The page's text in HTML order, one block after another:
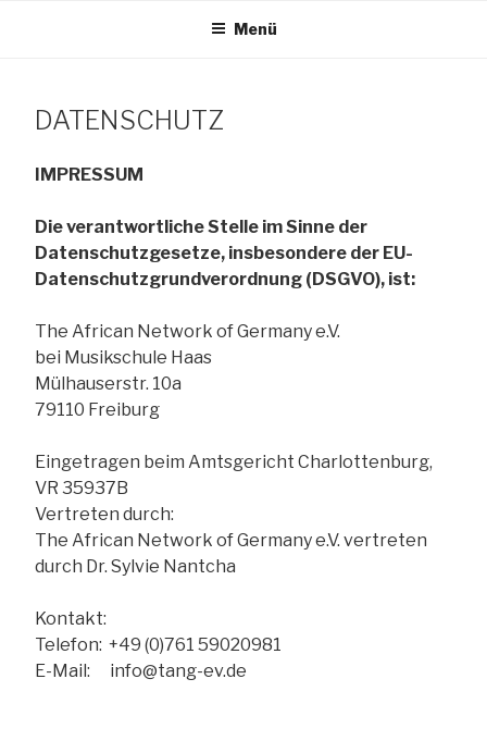
Menü
DATENSCHUTZ
IMPRESSUM
Die verantwortliche Stelle im Sinne der
Datenschutzgesetze, insbesondere der EU-
Datenschutzgrundverordnung (DSGVO), ist:
The African Network of Germany e.V.
bei Musikschule Haas
Mülhauserstr. 10a
79110 Freiburg
Eingetragen beim Amtsgericht Charlottenburg,
VR 35937B
Vertreten durch:
The African Network of Germany e.V. vertreten
durch Dr. Sylvie Nantcha
Kontakt:
Telefon: +49 (0)761 59020981
E-Mail: info@tang-ev.de